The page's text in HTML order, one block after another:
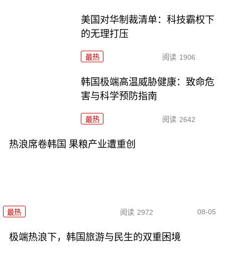
美国对华制裁清单：科技霸权下
的无理打压
最热 阅读 1906
韩国极端高温威胁健康：致命危
害与科学预防指南
最热 阅读 2642
热浪席卷韩国 果粮产业遭重创
最热 阅读 2972 08-05
极端热浪下，韩国旅游与民生的双重困境